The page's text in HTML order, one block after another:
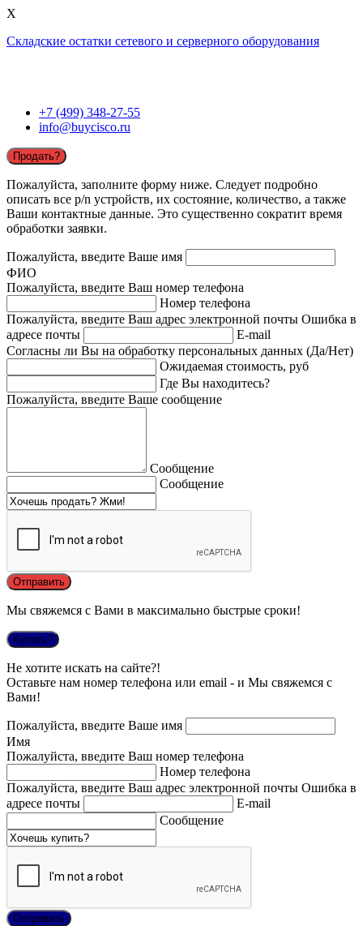
X
Складские остатки сетевого и серверного оборудования
+7 (499) 348-27-55
info@buycisco.ru
Продать?
Пожалуйста, заполните форму ниже. Следует подробно
описать все p/n устройств, их состояние, количество, а также
Ваши контактные данные. Это существенно сократит время
обработки заявки.
Пожалуйста, введите Ваше имя
ФИО
Пожалуйста, введите Ваш номер телефона
Номер телефона
Пожалуйста, введите Ваш адрес электронной почты Ошибка в
адресе почты
E-mail
Согласны ли Вы на обработку персональных данных (Да/Нет)
Ожидаемая стоимость, руб
Где Вы находитесь?
Пожалуйста, введите Ваше сообщение
Сообщение
Сообщение
Мы свяжемся с Вами в максимально быстрые сроки!
Купить?
Не хотите искать на сайте?!
Оставьте нам номер телефона или email - и Мы свяжемся с
Вами!
Пожалуйста, введите Ваше имя
Имя
Пожалуйста, введите Ваш номер телефона
Номер телефона
Пожалуйста, введите Ваш адрес электронной почты Ошибка в
адресе почты
E-mail
Сообщение